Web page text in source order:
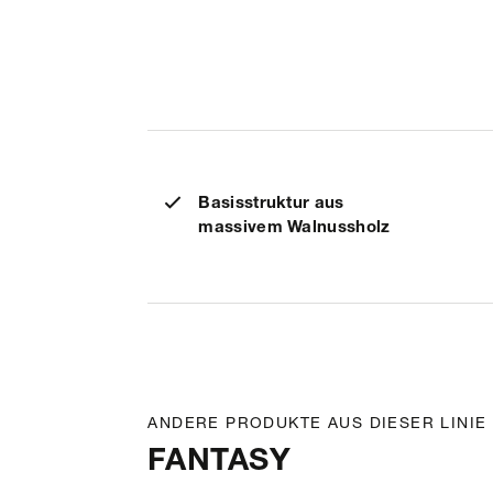
Basisstruktur aus
massivem Walnussholz
ANDERE PRODUKTE AUS DIESER LINIE
FANTASY